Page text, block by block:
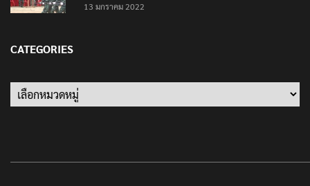
13 มกราคม 2022
CATEGORIES
Categories